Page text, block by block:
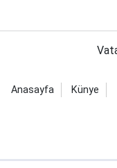
Anasayfa Künye